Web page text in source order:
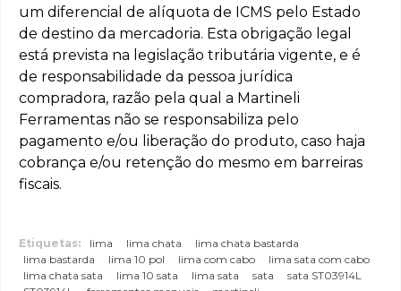
um diferencial de alíquota de ICMS pelo Estado
de destino da mercadoria. Esta obrigação legal
está prevista na legislação tributária vigente, e é
de responsabilidade da pessoa jurídica
compradora, razão pela qual a Martineli
Ferramentas não se responsabiliza pelo
pagamento e/ou liberação do produto, caso haja
cobrança e/ou retenção do mesmo em barreiras
fiscais.
Etiquetas: lima lima chata
lima chata bastarda
lima bastarda
lima 10 pol lima com cabo
lima sata com cabo
lima chata sata
lima 10 sata lima sata sata
sata ST03914L